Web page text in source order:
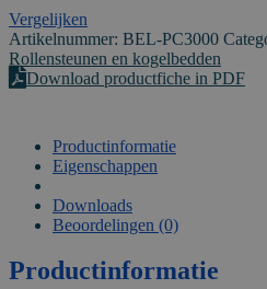
Vergelijken
Artikelnummer: BEL-PC3000
Rollensteunen en kogelbedden
Download productfiche in PDF
Productinformatie
Eigenschappen
Downloads
Beoordelingen (0)
Productinformatie